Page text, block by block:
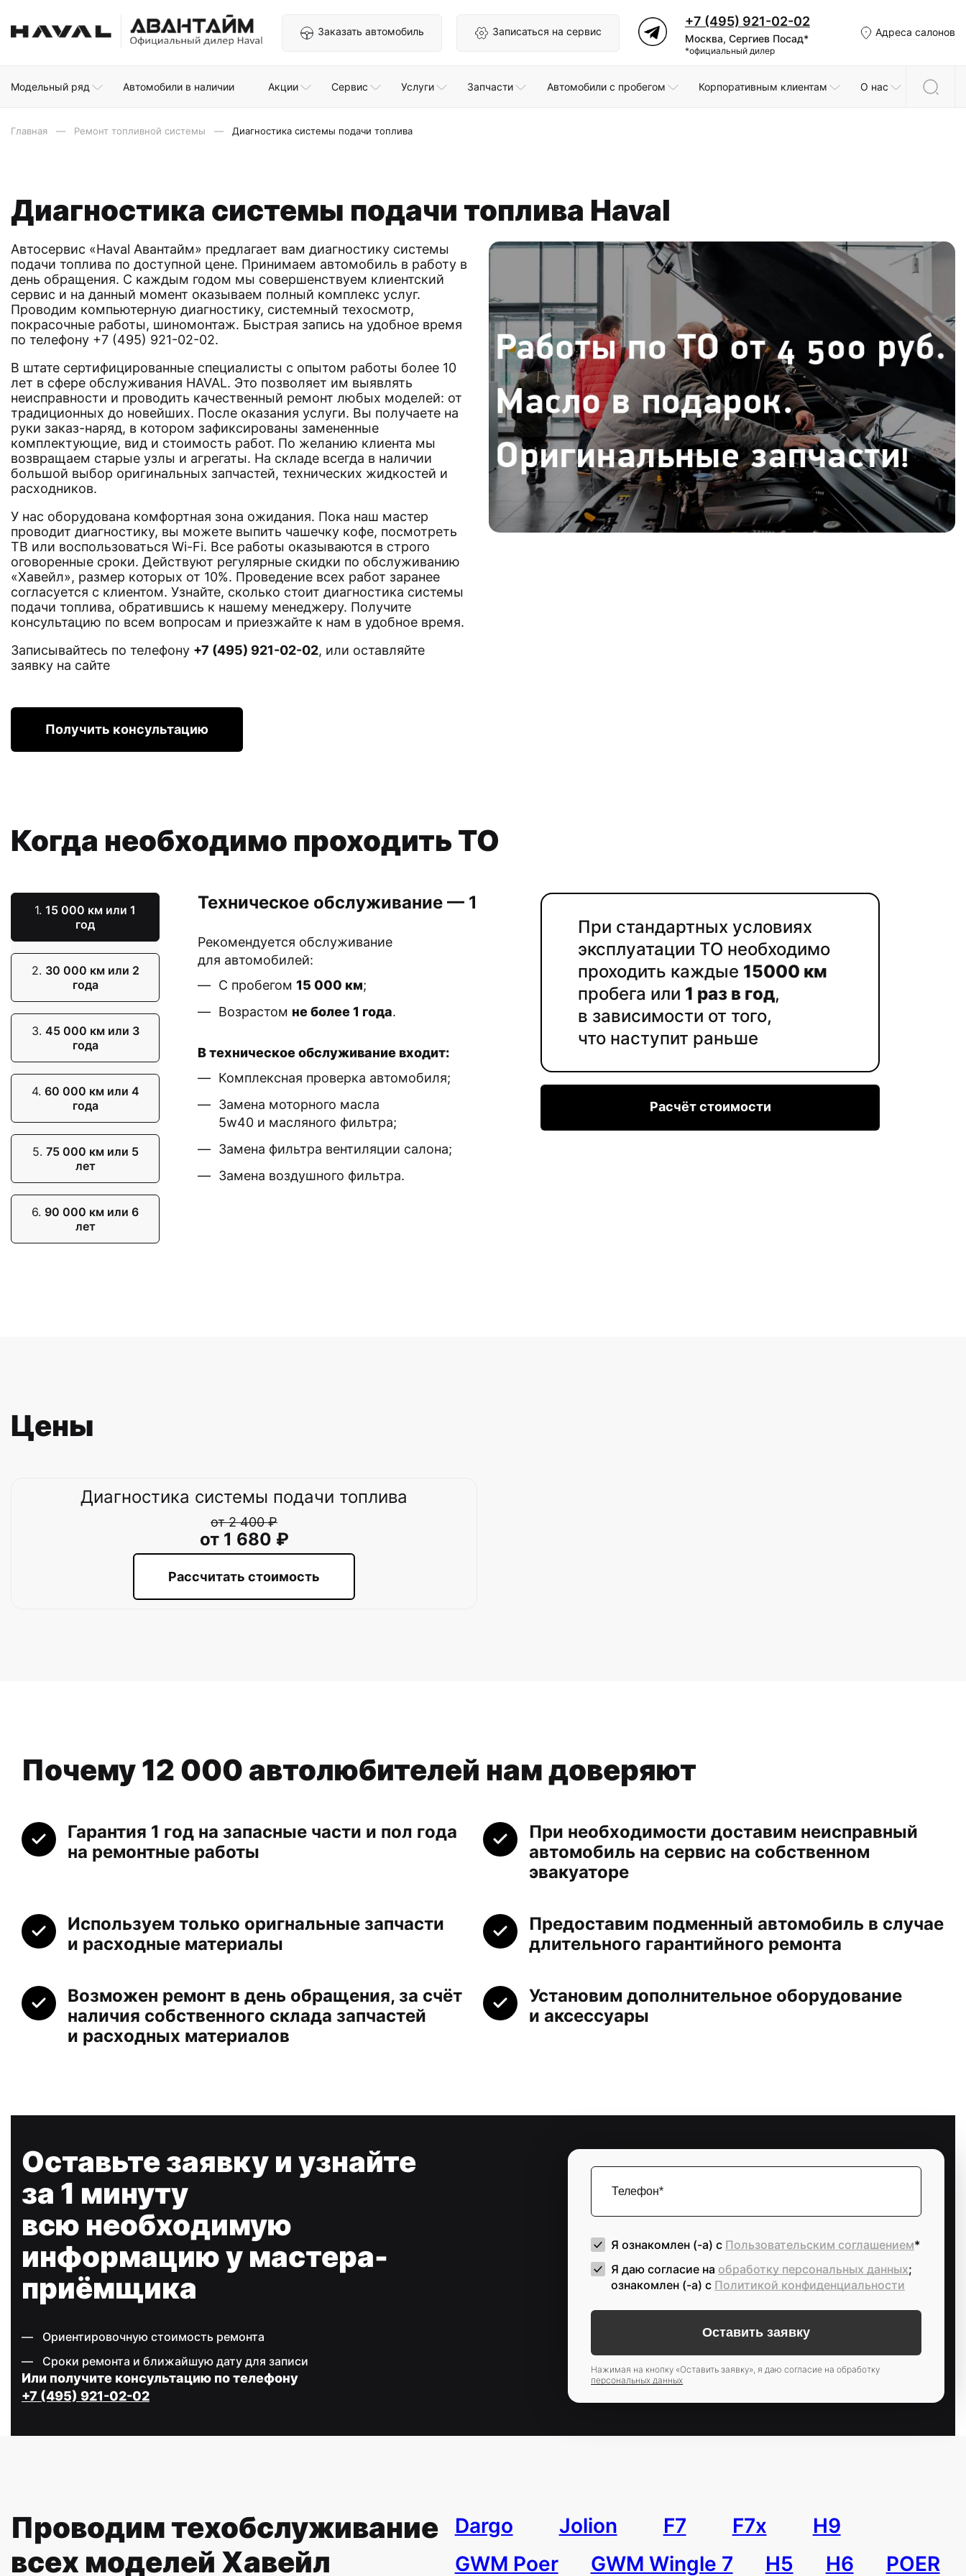
Заказать автомобиль Записаться на сервис
+7 (495) 921-02-02
Москва, Сергиев Посад*
*официальный дилер
Адреса салонов
Модельный ряд Автомобили в наличии Акции Сервис Услуги Запчасти Автомобили с пробегом Корпоративным клиентам О нас
Главная Ремонт топливной системы Диагностика системы подачи топлива
Диагностика системы подачи топлива Haval
Автосервис «Haval Авантайм» предлагает вам диагностику системы
подачи топлива по доступной цене. Принимаем автомобиль в работу в
день обращения. С каждым годом мы совершенствуем клиентский
сервис и на данный момент оказываем полный комплекс услуг.
Проводим компьютерную диагностику, системный техосмотр,
покрасочные работы, шиномонтаж. Быстрая запись на удобное время
по телефону +7 (495) 921-02-02.
В штате сертифицированные специалисты с опытом работы более 10
лет в сфере обслуживания HAVAL. Это позволяет им выявлять
неисправности и проводить качественный ремонт любых моделей: от
традиционных до новейших. После оказания услуги. Вы получаете на
руки заказ-наряд, в котором зафиксированы замененные
комплектующие, вид и стоимость работ. По желанию клиента мы
возвращаем старые узлы и агрегаты. На складе всегда в наличии
большой выбор оригинальных запчастей, технических жидкостей и
расходников.
У нас оборудована комфортная зона ожидания. Пока наш мастер
проводит диагностику, вы можете выпить чашечку кофе, посмотреть
ТВ или воспользоваться Wi-Fi. Все работы оказываются в строго
оговоренные сроки. Действуют регулярные скидки по обслуживанию
«Хавейл», размер которых от 10%. Проведение всех работ заранее
согласуется с клиентом. Узнайте, сколько стоит диагностика системы
подачи топлива, обратившись к нашему менеджеру. Получите
консультацию по всем вопросам и приезжайте к нам в удобное время.
Записывайтесь по телефону +7 (495) 921-02-02, или оставляйте
заявку на сайте
Получить консультацию
Когда необходимо проходить ТО
1.15 000 км или 1
год
2. 30 000 км или 2
года
3. 45 000 км или 3
года
4. 60 000 км или 4
года
5. 75 000 км или 5
лет
6. 90 000 км или 6
лет
Техническое обслуживание — 1
Рекомендуется обслуживание
для автомобилей:
С пробегом 15 000 км;
Возрастом не более 1 года.
В техническое обслуживание входит:
Комплексная проверка автомобиля;
Замена моторного масла
5w40 и масляного фильтра;
Замена фильтра вентиляции салона;
Замена воздушного фильтра.
При стандартных условиях
эксплуатации ТО необходимо
проходить каждые 15000 км
пробега или 1 раз в год,
в зависимости от того,
что наступит раньше
Расчёт стоимости
Цены
Диагностика системы подачи топлива
от 2 400 ₽
от 1 680 ₽
Рассчитать стоимость
Почему 12 000 автолюбителей нам доверяют
Гарантия 1 год на запасные части и пол года
на ремонтные работы
При необходимости доставим неисправный
автомобиль на сервис на собственном
эвакуаторе
Используем только оригнальные запчасти
и расходные материалы
Предоставим подменный автомобиль в случае
длительного гарантийного ремонта
Возможен ремонт в день обращения, за счёт
наличия собственного склада запчастей
и расходных материалов
Установим дополнительное оборудование
и аксессуары
Оставьте заявку и узнайте
за 1 минуту
всю необходимую
информацию у мастера-
приёмщика
Ориентировочную стоимость ремонта
Сроки ремонта и ближайшую дату для записи
Или получите консультацию по телефону
+7 (495) 921-02-02
Я ознакомлен (-а) с Пользовательским соглашением*
Я даю согласие на обработку персональных данных;
ознакомлен (-а) c Политикой конфиденциальности
Нажимая на кнопку «Оставить заявку», я даю согласие на обработку
персональных данных
Проводим техобслуживание
всех моделей Хавейл
Dargo Jolion F7 F7x
H9
GWM Poer
GWM Wingle 7 H5 H6 POER